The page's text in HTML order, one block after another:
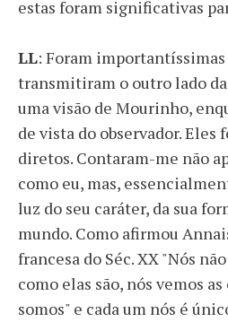
estas foram significativas
LL: Foram
transmitiram o outro lado
uma visão de Mourinho,
de vista do observador.
diretos. Contaram-me não
como eu, mas,
luz do seu caráter, da sua
mundo. Como afirmou
francesa do Séc. XX "Nós
como elas são, nós vemos
somos" e cada um nós é